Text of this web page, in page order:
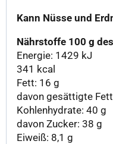
Kann Nüsse und
Nährstoffe 100 g
Energie: 1429 kJ
341 kcal
Fett: 16 g
davon gesättigte
Kohlenhydrate: 40 g
davon Zucker: 38 g
Eiweiß: 8,1 g